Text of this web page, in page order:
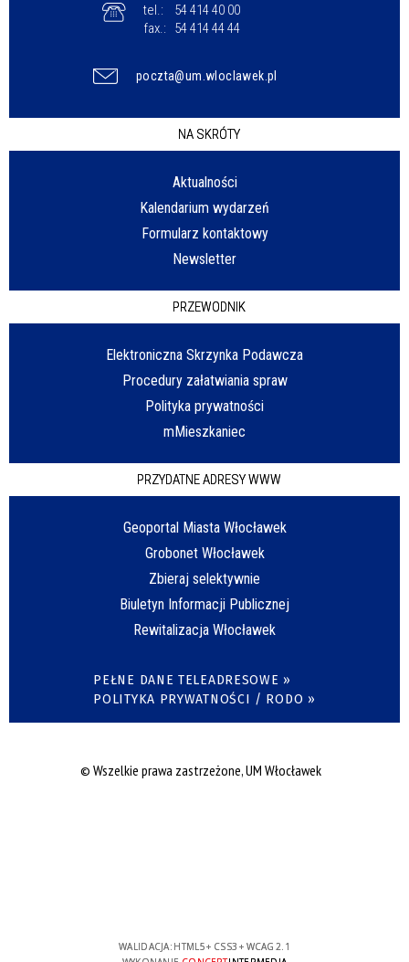
tel.:
54 414 40 00
fax.:
54 414 44 44
poczta@um.wloclawek.pl
NA SKRÓTY
Aktualności
Kalendarium wydarzeń
Formularz kontaktowy
Newsletter
PRZEWODNIK
Elektroniczna Skrzynka Podawcza
Procedury załatwiania spraw
Polityka prywatności
mMieszkaniec
PRZYDATNE ADRESY WWW
Geoportal Miasta Włocławek
Grobonet Włocławek
Zbieraj selektywnie
Biuletyn Informacji Publicznej
Rewitalizacja Włocławek
PEŁNE DANE TELEADRESOWE »
POLITYKA PRYWATNOŚCI / RODO »
© Wszelkie prawa zastrzeżone, UM Włocławek
WALIDACJA: HTML5+ CSS3 + WCAG 2.1